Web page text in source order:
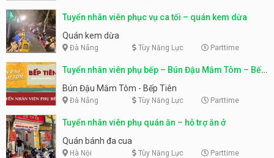
Tuyển nhân viên phục vụ ca tối – quán kem dừa
Quán kem dừa
Đà Nẵng Tùy Năng Lực Parttime
Tuyển nhân viên phụ bếp – Bún Đậu Mắm Tôm – Bếp
Tiên
Bún Đậu Mắm Tôm - Bếp Tiên
Đà Nẵng Tùy Năng Lực Parttime
Tuyển nhân viên phụ quán ăn – hỗ trợ ăn ở
Quán bánh đa cua
Hà Nội Tùy Năng Lực Parttime